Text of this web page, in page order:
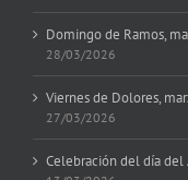
Domingo de Ramos,
28/03/2026
Viernes de Dolores,
27/03/2026
Celebración del día del